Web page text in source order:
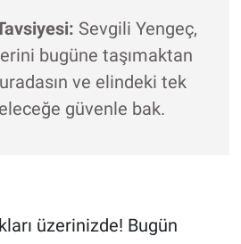
Sevgili Yengeç,
bugüne taşımaktan
ve elindeki tek
güvenle bak.
üzerinizde! Bugün